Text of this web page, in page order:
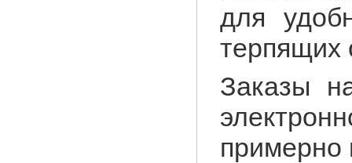
для
терпящих
Заказы
примерно